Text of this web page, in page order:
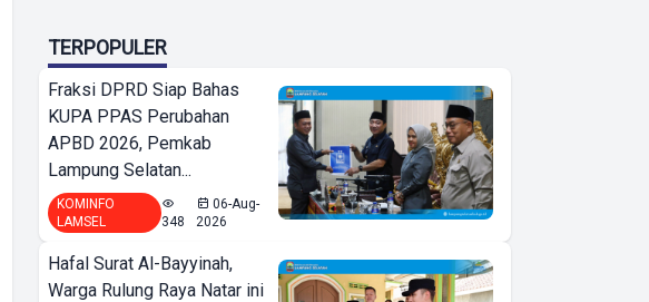
TERPOPULER
Fraksi DPRD Siap Bahas
KUPA PPAS Perubahan
APBD 2026, Pemkab
Lampung Selatan...
KOMINFO
LAMSEL
348
06-Aug-
2026
Hafal Surat Al-Bayyinah,
Warga Rulung Raya Natar ini